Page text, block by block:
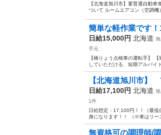
【北海道旭川市】要普通自動
ついて ルームエアコン（空調機
簡単な軽作業です！
日給15,000円 北海道
手元
【橋りょう点検車の運転手】
していただける、短期アルバイ
【北海道旭川市】
日給17,100円 北海道
1件
日給想定：17,100円！！（最
身になります！！ （※車はリー
無資格可の調理師/